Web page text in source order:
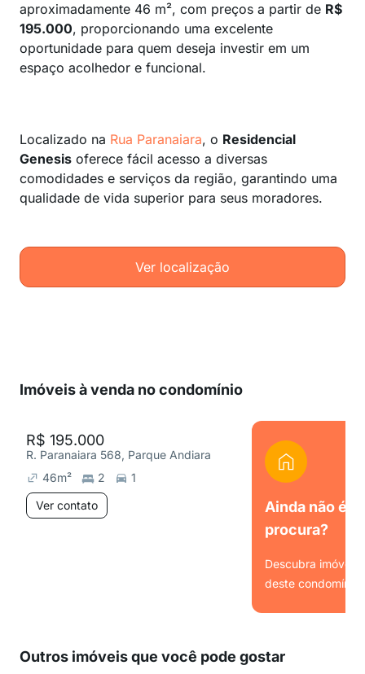
aproximadamente 46 m², com preços a partir de R$
195.000, proporcionando uma excelente
oportunidade para quem deseja investir em um
espaço acolhedor e funcional.
Localizado na Rua Paranaiara, o Residencial
Genesis oferece fácil acesso a diversas
comodidades e serviços da região, garantindo uma
qualidade de vida superior para seus moradores.
Ver localização
Imóveis à venda no condomínio
R$ 195.000
R. Paranaiara 568, Parque Andiara
46m² 2
1
Ver contato
Ainda não é
procura?
Descubra imóveis
deste condomínio.
Outros imóveis que você pode gostar